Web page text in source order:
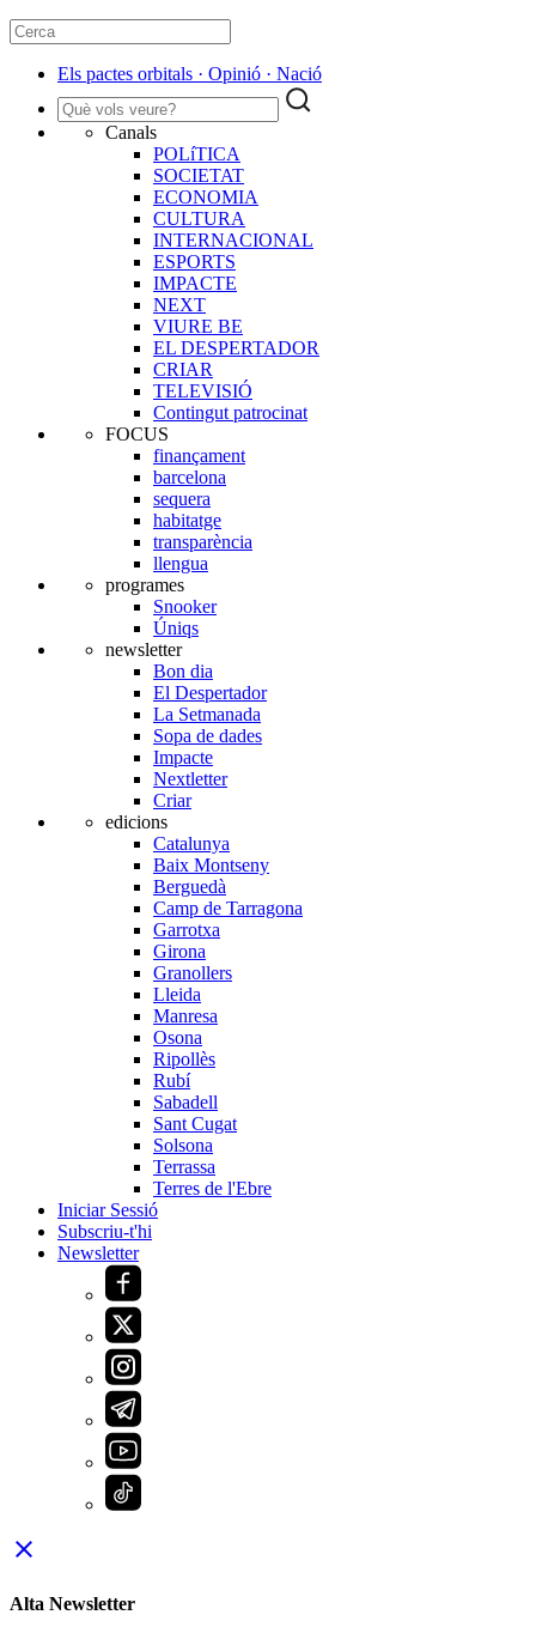
Els pactes orbitals · Opinió · Nació
Canals
POLíTICA
SOCIETAT
ECONOMIA
CULTURA
INTERNACIONAL
ESPORTS
IMPACTE
NEXT
VIURE BE
EL DESPERTADOR
CRIAR
TELEVISIÓ
Contingut patrocinat
FOCUS
finançament
barcelona
sequera
habitatge
transparència
llengua
programes
Snooker
Úniqs
newsletter
Bon dia
El Despertador
La Setmanada
Sopa de dades
Impacte
Nextletter
Criar
edicions
Catalunya
Baix Montseny
Berguedà
Camp de Tarragona
Garrotxa
Girona
Granollers
Lleida
Manresa
Osona
Ripollès
Rubí
Sabadell
Sant Cugat
Solsona
Terrassa
Terres de l'Ebre
Iniciar Sessió
Subscriu-t'hi
Newsletter
close
Alta Newsletter